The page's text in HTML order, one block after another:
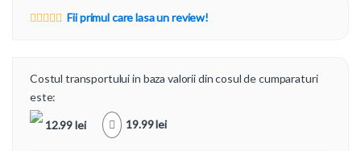
Fii primul care lasa un review!
Costul transportului in baza valorii din cosul de cumparaturi
este:
12.99 lei 19.99 lei